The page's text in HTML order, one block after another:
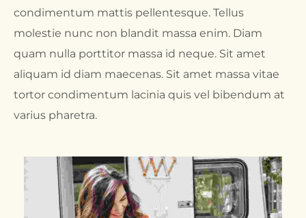
condimentum mattis pellentesque. Tellus
molestie nunc non blandit massa enim. Diam
quam nulla porttitor massa id neque. Sit amet
aliquam id diam maecenas. Sit amet massa vitae
tortor condimentum lacinia quis vel bibendum at
varius pharetra.